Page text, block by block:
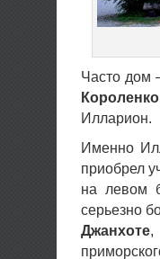
Часто дом
Короленко
Илларион.
Именно
приобрел
на левом
серьезно
Джанхоте,